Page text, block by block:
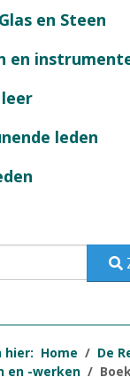
en Steen
en
leden
hier: Home
De
en -werken